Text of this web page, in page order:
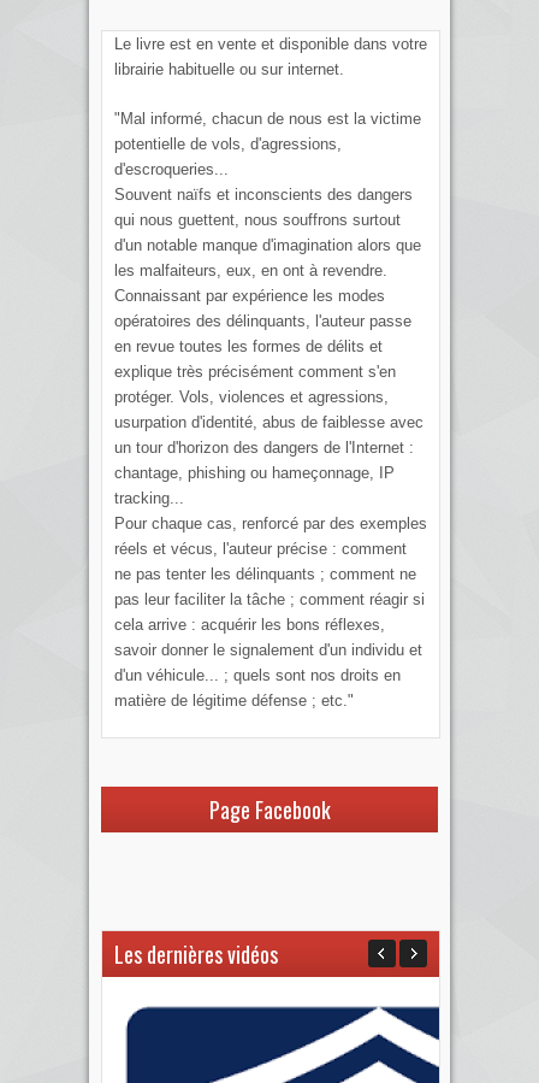
Le livre est en vente et disponible dans votre
librairie habituelle ou sur internet.
"Mal informé, chacun de nous est la victime
potentielle de vols, d'agressions,
d'escroqueries...
Souvent naïfs et inconscients des dangers
qui nous guettent, nous souffrons surtout
d'un notable manque d'imagination alors que
les malfaiteurs, eux, en ont à revendre.
Connaissant par expérience les modes
opératoires des délinquants, l'auteur passe
en revue toutes les formes de délits et
explique très précisément comment s'en
protéger. Vols, violences et agressions,
usurpation d'identité, abus de faiblesse avec
un tour d'horizon des dangers de l'Internet :
chantage, phishing ou hameçonnage, IP
tracking...
Pour chaque cas, renforcé par des exemples
réels et vécus, l'auteur précise : comment
ne pas tenter les délinquants ; comment ne
pas leur faciliter la tâche ; comment réagir si
cela arrive : acquérir les bons réflexes,
savoir donner le signalement d'un individu et
d'un véhicule... ; quels sont nos droits en
matière de légitime défense ; etc."
Page Facebook
Les dernières vidéos